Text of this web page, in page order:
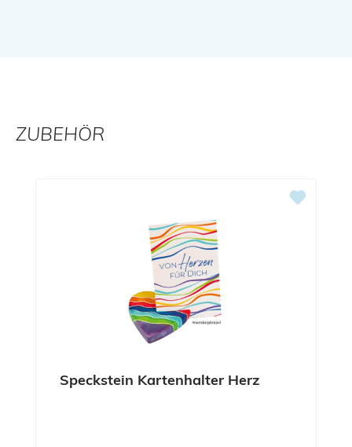
ZUBEHÖR
Speckstein Kartenhalter Herz